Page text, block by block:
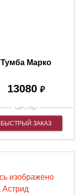
Тумба Марко
13080 ₽
БЫСТРЫЙ ЗАКАЗ